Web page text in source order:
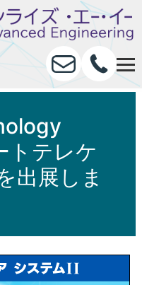
トテレケ
出展しま